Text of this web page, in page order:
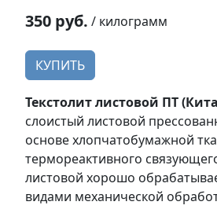
350 руб. / килограмм
КУПИТЬ
Текстолит листовой ПТ
слоистый листовой
основе хлопчатобумажной
термореактивного
листовой хорошо
видами механической